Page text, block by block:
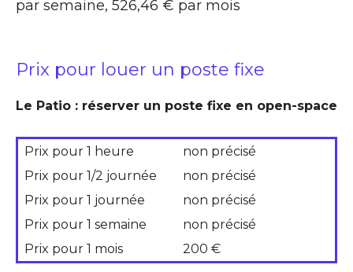
par semaine, 526,46 € par mois
Prix pour louer un poste fixe
Le Patio : réserver un poste fixe en open-space
Prix pour 1 heure
non précisé
Prix pour 1/2 journée
non précisé
Prix pour 1 journée
non précisé
Prix pour 1 semaine
non précisé
Prix pour 1 mois
200 €